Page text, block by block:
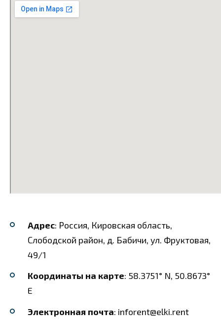
Адрес: Россия, Кировская область,
Слободской район, д. Бабичи, ул. Фруктовая,
49/1
Координаты на карте: 58.3751° N, 50.8673°
E
Электронная почта: inforent@elki.rent